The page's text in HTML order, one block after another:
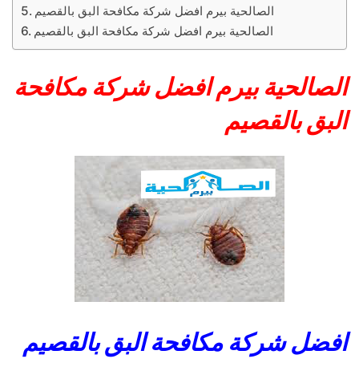
الصالحية بيرم افضل شركة مكافحة البق بالقصيم
الصالحية بيرم افضل شركة مكافحة البق بالقصيم
الصالحية بيرم افضل شركة مكافحة
البق بالقصيم
افضل شركة مكافحة البق بالقصيم